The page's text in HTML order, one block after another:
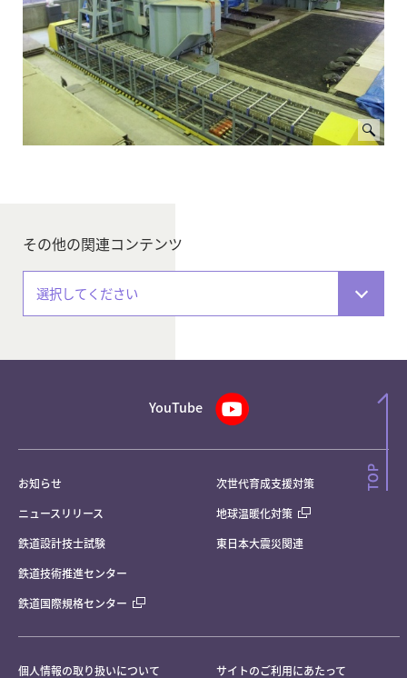
その他の関連コンテンツ
選択してください
YouTube
お知らせ
ニュースリリース
鉄道設計技士試験
鉄道技術推進センター
鉄道国際規格センター
次世代育成支援対策
地球温暖化対策
東日本大震災関連
個人情報の取り扱いについて サイトのご利用にあたって